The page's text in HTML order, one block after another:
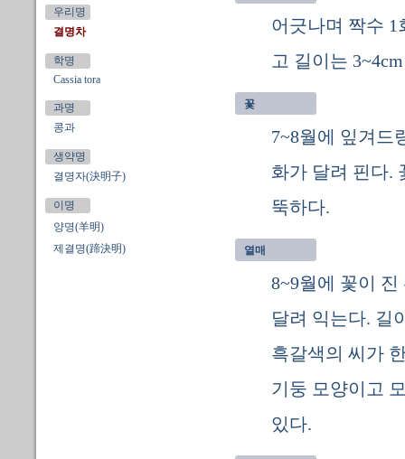
우리명
결명차
학명
Cassia tora
과명
콩과
생약명
결명자(決明子)
이명
양명(羊明)
제결명(蹄決明)
어긋나며 짝수 1
고 길이는
꽃
7~8월에 잎겨드
화가 달려 핀다.
뚝하다.
열매
8~9월에 꽃이
달려 익는다. 길
흑갈색의 씨가
기둥 모양이고
있다.